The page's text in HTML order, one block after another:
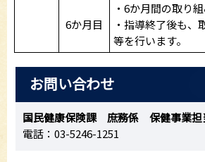
6か月目
・6か月間の取り
・指導終了後も
等を行います。
お問い合わせ
国民健康保険課 庶務係 保健事業担
電話：03-5246-1251